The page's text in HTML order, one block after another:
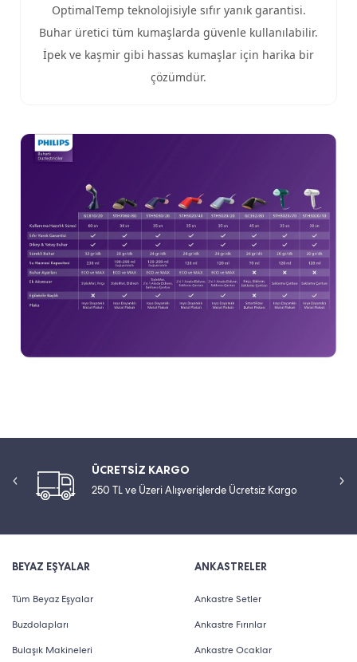
OptimalTemp teknolojisiyle sıfır yanık garantisi.
Buhar üretici tüm kumaşlarda güvenle kullanılabilir.
İpek ve kaşmir gibi hassas kumaşlar için harika bir
çözümdür.
ÜCRETSİZ KARGO
250 TL ve Üzeri Alışverişlerde Ücretsiz Kargo
BEYAZ EŞYALAR
Tüm Beyaz Eşyalar
Buzdolapları
Bulaşık Makineleri
ANKASTRELER
Ankastre Setler
Ankastre Fırınlar
Ankastre Ocaklar